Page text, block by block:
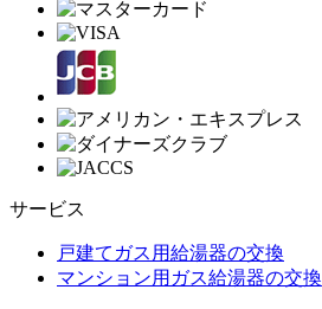
サービス
戸建てガス用給湯器の交換
マンション用ガス給湯器の交換